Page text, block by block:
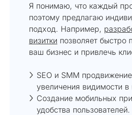
Я понимаю, что каждый
поэтому предлагаю
подход. Например,
визитки позволяет быстро
ваш бизнес и привлечь
SEO и SMM
увеличения видимости в
Создание мобильных
удобства пользователей.